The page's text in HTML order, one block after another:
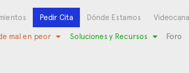
Pedir Cita Dónde Estamos
mal en peor Soluciones y Recursos Foro